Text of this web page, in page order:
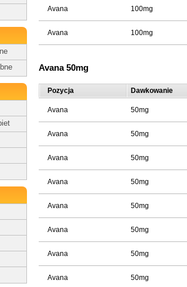
Avana 100mg
Avana 100mg
Avana 50mg
Pozycja Dawkowanie
Avana 50mg
Avana 50mg
Avana 50mg
Avana 50mg
Avana 50mg
Avana 50mg
Avana 50mg
Avana 50mg